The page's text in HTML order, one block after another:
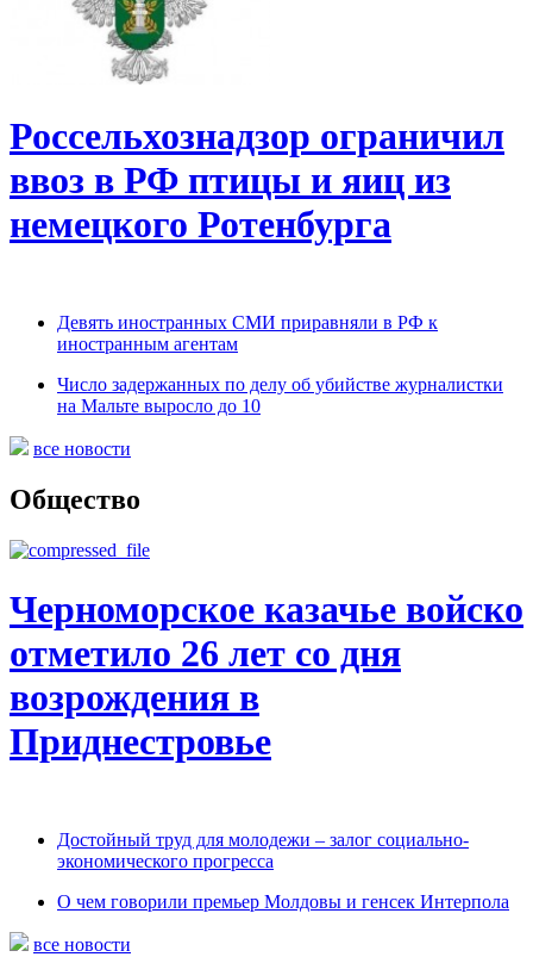
Россельхознадзор ограничил
ввоз в РФ птицы и яиц из
немецкого Ротенбурга
Девять иностранных СМИ приравняли в РФ к
иностранным агентам
Число задержанных по делу об убийстве журналистки
на Мальте выросло до 10
все новости
Общество
Черноморское казачье войско
отметило 26 лет со дня
возрождения в
Приднестровье
Достойный труд для молодежи – залог социально-
экономического прогресса
О чем говорили премьер Молдовы и генсек Интерпола
все новости